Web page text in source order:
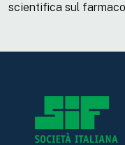
scientifica sul